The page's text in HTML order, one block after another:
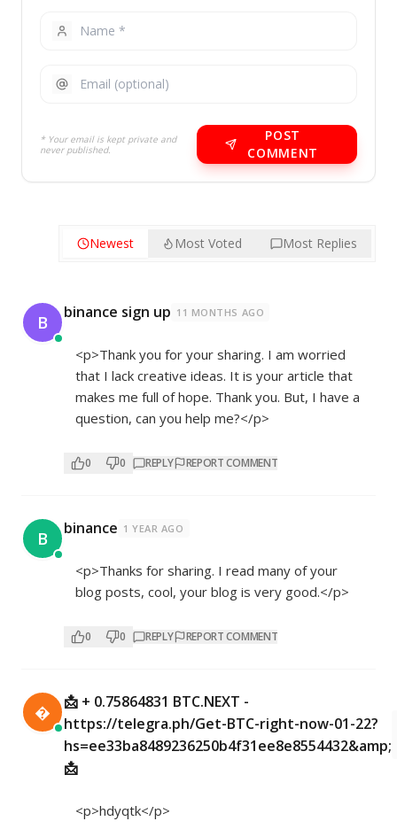
* Your email is kept private and
never published.
POST
COMMENT
Newest Most Voted Most Replies
B binance sign up 11 MONTHS AGO
<p>Thank you for your sharing. I am worried
that I lack creative ideas. It is your article that
makes me full of hope. Thank you. But, I have a
question, can you help me?</p>
0 0 REPLY REPORT COMMENT
B binance 1 YEAR AGO
<p>Thanks for sharing. I read many of your
blog posts, cool, your blog is very good.</p>
0 0 REPLY REPORT COMMENT

📩 + 0.75864831 BTC.NEXT -
https://telegra.ph/Get-BTC-right-now-01-22?
hs=ee33ba8489236250b4f31ee8e8554432&amp;
📩
<p>hdyqtk</p>